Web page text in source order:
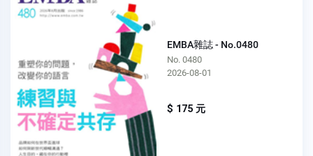
EMBA雜誌 - No.0480
No. 0480
2026-08-01
$ 175 元